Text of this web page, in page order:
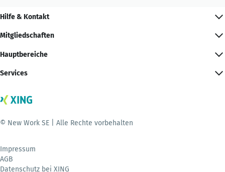
Hilfe & Kontakt
Mitgliedschaften
Hauptbereiche
Services
© New Work SE | Alle Rechte vorbehalten
Impressum
AGB
Datenschutz bei XING